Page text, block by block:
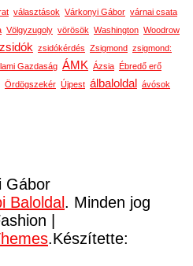
választások Várkonyi Gábor várnai csata
Völgyzugoly vörösök Washington Woodrow
zsidók zsidókérdés Zsigmond zsigmond:
Gazdaság ÁMK Ázsia Ébredő erő
Ördögszekér Újpest álbaloldal
ávósok
Gábor
Baloldal . Minden jog
|
.Készítette: